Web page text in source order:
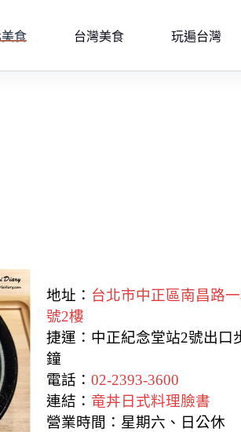
食 台灣美食 玩遍台灣
地址： 台北市中正區南昌路
號2樓
捷運：中正紀念堂站2號出口
鐘
電話： 02-2393-3600
連結： 竜丼日式料理臉書
營業時間： 星期六、日公休